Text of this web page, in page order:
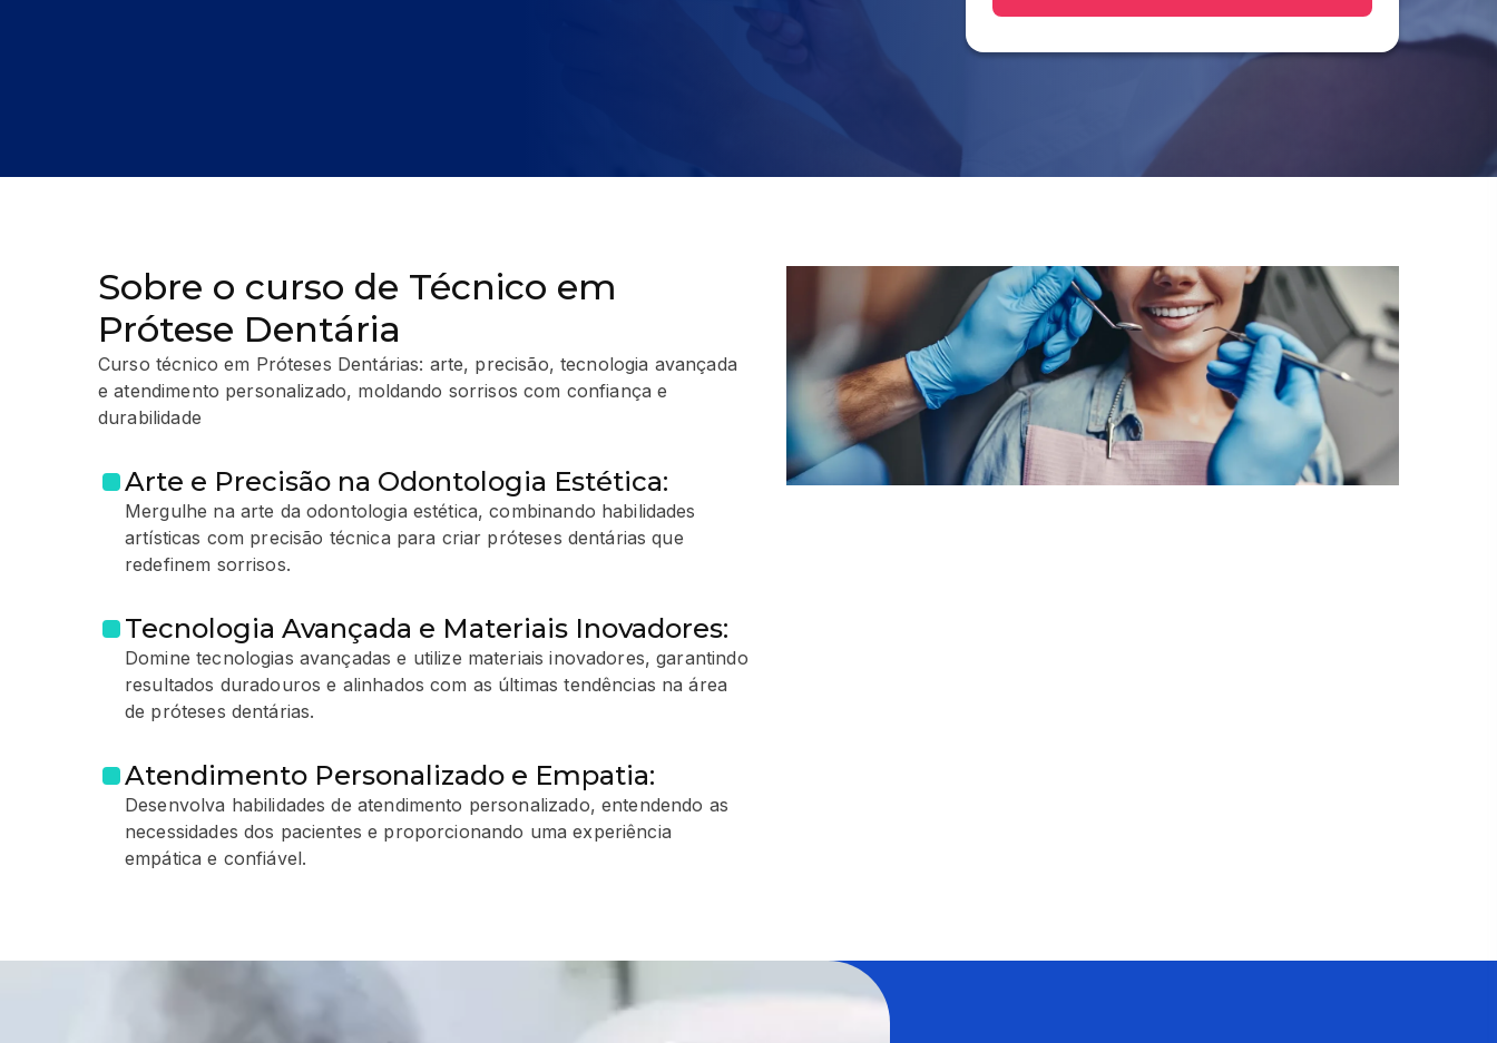
Sobre o curso de Técnico em
Prótese Dentária
Curso técnico em Próteses Dentárias: arte, precisão, tecnologia avançada
e atendimento personalizado, moldando sorrisos com confiança e
durabilidade
Arte e Precisão na Odontologia Estética:
Mergulhe na arte da odontologia estética, combinando habilidades
artísticas com precisão técnica para criar próteses dentárias que
redefinem sorrisos.
Tecnologia Avançada e Materiais Inovadores:
Domine tecnologias avançadas e utilize materiais inovadores, garantindo
resultados duradouros e alinhados com as últimas tendências na área
de próteses dentárias.
Atendimento Personalizado e Empatia:
Desenvolva habilidades de atendimento personalizado, entendendo as
necessidades dos pacientes e proporcionando uma experiência
empática e confiável.